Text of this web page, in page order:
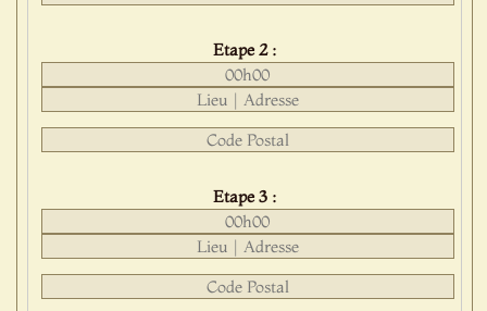
Etape 2 :
Etape 3 :